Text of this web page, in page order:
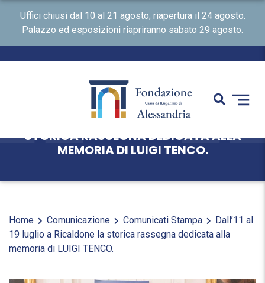
Uffici chiusi dal 10 al 21 agosto; riapertura il 24 agosto.
Palazzo ed esposizioni riapriranno sabato 29 agosto.
DALL’11 AL 19 LUGLIO A RICALDONE LA
STORICA RASSEGNA DEDICATA ALLA
MEMORIA DI LUIGI TENCO.
Home Comunicazione Comunicati Stampa
Dall’11 al
19 luglio a Ricaldone la storica rassegna dedicata alla
memoria di LUIGI TENCO.